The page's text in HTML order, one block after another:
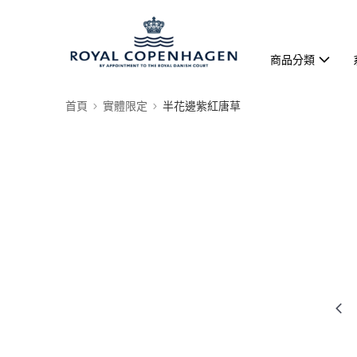
商品分類
首頁 實體限定 半花邊紫紅唐草